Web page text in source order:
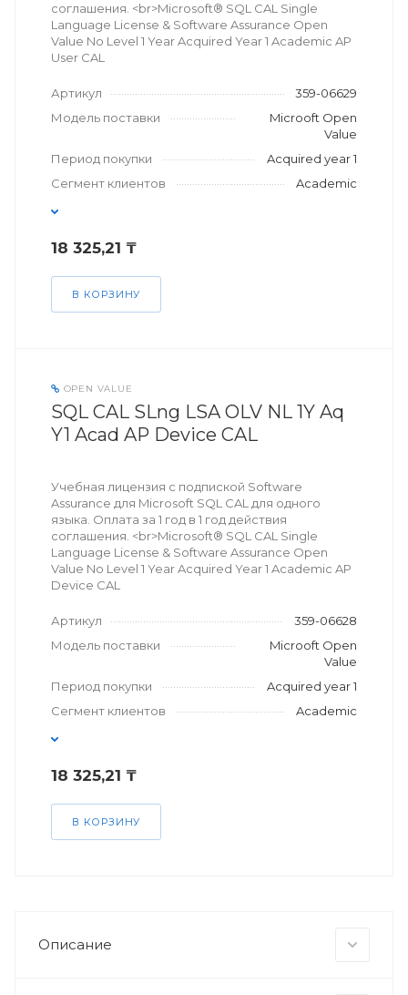
соглашения. <br>Microsoft® SQL CAL Single
Language License & Software Assurance Open
Value No Level 1 Year Acquired Year 1 Academic AP
User CAL
Артикул
359-06629
Модель поставки
Microoft Open
Value
Период покупки
Acquired year 1
Сегмент клиентов
Academic
18 325,21 ₸
В КОРЗИНУ
OPEN VALUE
SQL CAL SLng LSA OLV NL 1Y Aq
Y1 Acad AP Device CAL
Учебная лицензия с подпиской Software
Assurance для Microsoft SQL CAL для одного
языка. Оплата за 1 год в 1 год действия
соглашения. <br>Microsoft® SQL CAL Single
Language License & Software Assurance Open
Value No Level 1 Year Acquired Year 1 Academic AP
Device CAL
Артикул
359-06628
Модель поставки
Microoft Open
Value
Период покупки
Acquired year 1
Сегмент клиентов
Academic
18 325,21 ₸
В КОРЗИНУ
Описание